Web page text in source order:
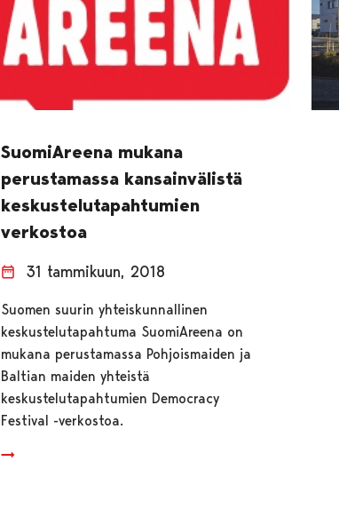
SuomiAreena mukana
perustamassa kansainvälistä
keskustelutapahtumien
verkostoa
31 tammikuun, 2018
Suomen suurin yhteiskunnallinen
keskustelutapahtuma SuomiAreena on
mukana perustamassa Pohjoismaiden ja
Baltian maiden yhteistä
keskustelutapahtumien Democracy
Festival -verkostoa.